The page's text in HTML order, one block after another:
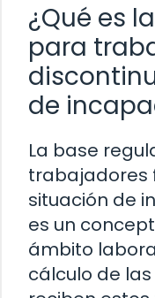
¿Qué es
para
de
La base
trabajadores
situación de
es un
ámbito
cálculo de